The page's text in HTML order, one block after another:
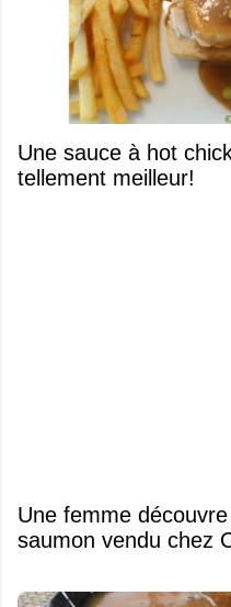
Une sauce à hot
tellement meilleur!
Une femme
saumon vendu chez